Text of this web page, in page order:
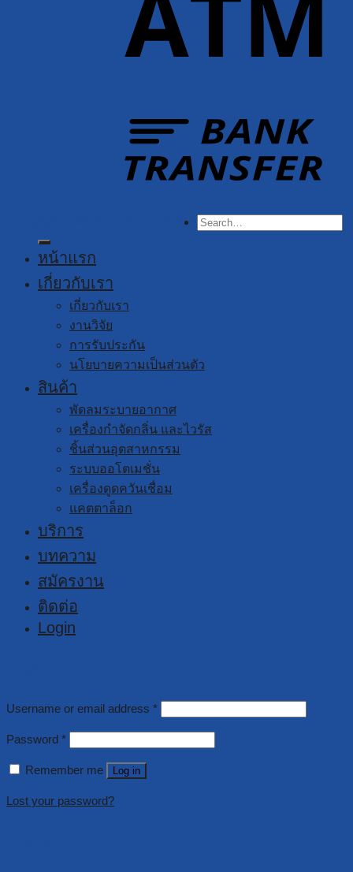
YUSHI GROUP
Search
for:
หน้าแรก
เกี่ยวกับเรา
เกี่ยวกับเรา
งานวิจัย
การรับประกัน
นโยบายความเป็นส่วนตัว
สินค้า
พัดลมระบายอากาศ
เครื่องกำจัดกลิ่น และไวรัส
ชิ้นส่วนอุตสาหกรรม
ระบบออโตเมชั่น
เครื่องดูดควันเชื่อม
แคตตาล็อก
บริการ
บทความ
สมัครงาน
ติดต่อ
Login
Username or email address *
Password *
Remember me Log in
Lost your password?